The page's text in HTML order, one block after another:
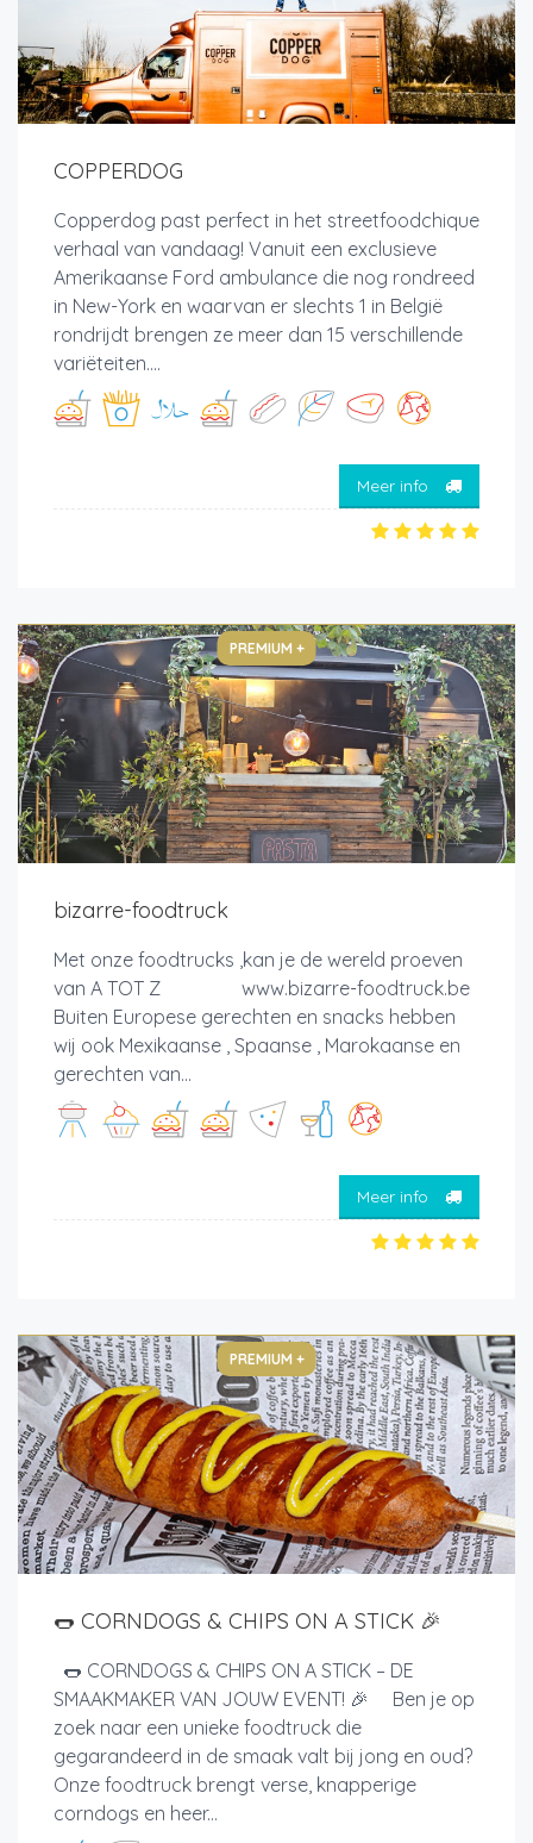
COPPERDOG
Copperdog past perfect in het streetfoodchique
verhaal van vandaag! Vanuit een exclusieve
Amerikaanse Ford ambulance die nog rondreed
in New-York en waarvan er slechts 1 in België
rondrijdt brengen ze meer dan 15 verschillende
variëteiten....
Meer info
PREMIUM +
bizarre-foodtruck
Met onze foodtrucks ,kan je de wereld proeven
van A TOT Z www.bizarre-foodtruck.be
Buiten Europese gerechten en snacks hebben
wij ook Mexikaanse , Spaanse , Marokaanse en
gerechten van...
Meer info
PREMIUM +
🌭 CORNDOGS & CHIPS ON A STICK 🎉
🌭 CORNDOGS & CHIPS ON A STICK – DE
SMAAKMAKER VAN JOUW EVENT! 🎉 Ben je op
zoek naar een unieke foodtruck die
gegarandeerd in de smaak valt bij jong en oud?
Onze foodtruck brengt verse, knapperige
corndogs en heer...